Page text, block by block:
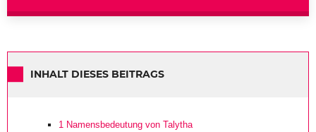
INHALT DIESES BEITRAGS
1 Namensbedeutung von Talytha